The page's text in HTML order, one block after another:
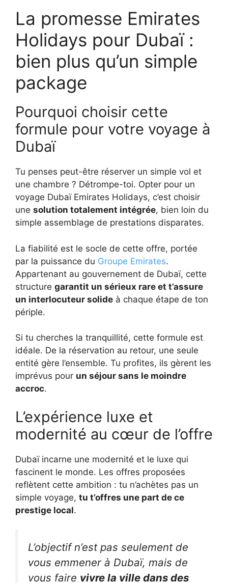
La promesse Emirates
Holidays pour Dubaï :
bien plus qu’un simple
package
Pourquoi choisir cette
formule pour votre voyage à
Dubaï
Tu penses peut-être réserver un simple vol et
une chambre ? Détrompe-toi. Opter pour un
voyage Dubaï Emirates Holidays, c’est choisir
une solution totalement intégrée, bien loin du
simple assemblage de prestations disparates.
La fiabilité est le socle de cette offre, portée
par la puissance du Groupe Emirates.
Appartenant au gouvernement de Dubaï, cette
structure garantit un sérieux rare et t’assure
un interlocuteur solide à chaque étape de ton
périple.
Si tu cherches la tranquillité, cette formule est
idéale. De la réservation au retour, une seule
entité gère l’ensemble. Tu profites, ils gèrent les
imprévus pour un séjour sans le moindre
accroc.
L’expérience luxe et
modernité au cœur de l’offre
Dubaï incarne une modernité et le luxe qui
fascinent le monde. Les offres proposées
reflètent cette ambition : tu n’achètes pas un
simple voyage, tu t’offres une part de ce
prestige local.
L’objectif n’est pas seulement de
vous emmener à Dubaï, mais de
vous faire vivre la ville dans des